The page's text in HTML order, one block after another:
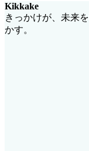
ファーストとの出会
いから、在宅ワーク
で企業チームの一員
Kikkake
きっかけが、未来
かす。